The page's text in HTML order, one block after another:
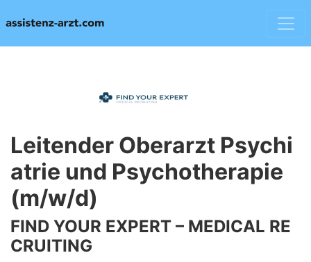
Leitender Oberarzt Psychi
atrie und Psychotherapie
(m/w/d)
FIND YOUR EXPERT – MEDICAL RE
CRUITING